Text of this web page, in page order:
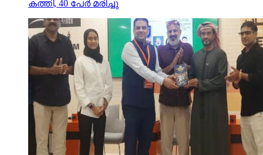
കത്തി, 40 പേര്‍ മരിച്ചു